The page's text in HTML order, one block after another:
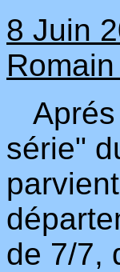
8 Juin
Aprés
série"
de 7/7,